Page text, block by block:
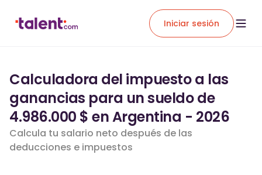
Iniciar sesión
Calculadora del impuesto a las
ganancias para un sueldo de
4.986.000 $ en Argentina - 2026
Calcula tu salario neto después de las
deducciones e impuestos